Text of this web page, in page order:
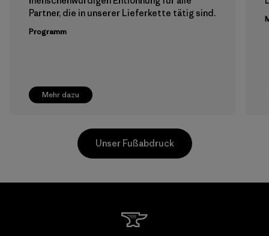
Mehr dazu
Partner, die in unserer Lieferkette tätig sind.
Programm
Unser Fußabdruck